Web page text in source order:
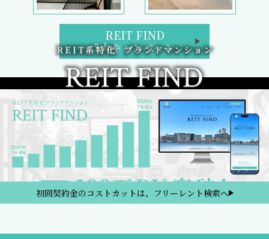
REIT FIND
5大キャンペーン
初回契約金のコストカットは、フリーレント検索へ